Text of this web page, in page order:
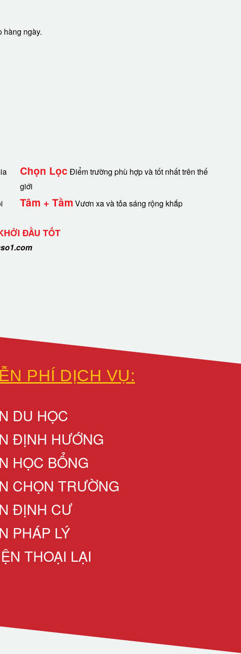
ngày.
Chọn Lọc Điểm trường phù hợp và tốt nhất trên thế
giới
Tâm + TầmVươn xa và tỏa sáng rộng khắp
ĐẦU TỐT
PHÍ DỊCH VỤ:
DU HỌC
ĐỊNH HƯỚNG
HỌC BỔNG
CHỌN TRƯỜNG
ĐỊNH CƯ
PHÁP LÝ
THOẠI LẠI